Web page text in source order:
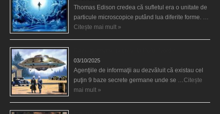
Thomas Edison credea că sufletul era o unitate de
particule microscopice putând lua diferite forme. …
Citește mai mult »
03/10/2025
Agenţiile de informaţii au dezvăluit că existau cel
puţin 9 baze secrete germane unde se …Citește
mai mult »